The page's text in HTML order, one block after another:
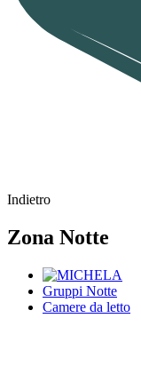
Indietro
Zona Notte
Gruppi Notte
Camere da letto